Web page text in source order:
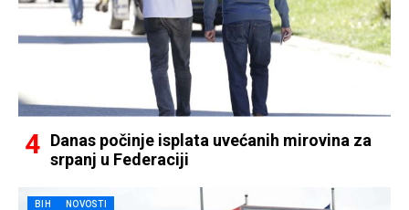
Danas počinje isplata uvećanih mirovina za
srpanj u Federaciji
BIH NOVOSTI